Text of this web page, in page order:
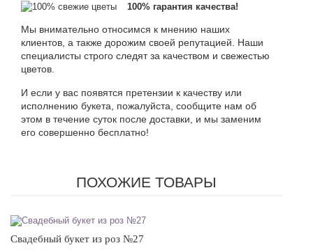
100% гарантия качества!
Мы внимательно относимся к мнению наших
клиентов, а также дорожим своей репутацией. Наши
специалисты строго следят за качеством и свежестью
цветов.
И если у вас появятся претензии к качеству или
исполнению букета, пожалуйста, сообщите нам об
этом в течение суток после доставки, и мы заменим
его совершенно бесплатно!
ПОХОЖИЕ ТОВАРЫ
Свадебный букет из роз №27